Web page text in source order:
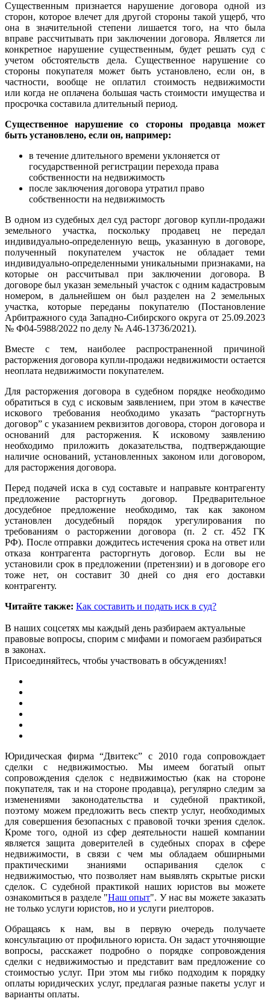
Существенным признается нарушение договора одной из
сторон, которое влечет для другой стороны такой ущерб, что
она в значительной степени лишается того, на что была
вправе рассчитывать при заключении договора. Является ли
конкретное нарушение существенным, будет решать суд с
учетом обстоятельств дела. Существенное нарушение со
стороны покупателя может быть установлено, если он, в
частности, вообще не оплатил стоимость недвижимости
или когда не оплачена большая часть стоимости имущества и
просрочка составила длительный период.
Существенное нарушение со стороны продавца может
быть установлено, если он, например:
в течение длительного времени уклоняется от
государственной регистрации перехода права
собственности на недвижимость
после заключения договора утратил право
собственности на недвижимость
В одном из судебных дел суд расторг договор купли-продажи
земельного участка, поскольку продавец не передал
индивидуально-определенную вещь, указанную в договоре,
полученный покупателем участок не обладает теми
индивидуально-определенными уникальными признаками, на
которые он рассчитывал при заключении договора. В
договоре был указан земельный участок с одним кадастровым
номером, в дальнейшем он был разделен на 2 земельных
участка, которые переданы покупателю (Постановление
Арбитражного суда Западно-Сибирского округа от 25.09.2023
№ Ф04-5988/2022 по делу № А46-13736/2021).
Вместе с тем, наиболее распространенной причиной
расторжения договора купли-продажи недвижимости остается
неоплата недвижимости покупателем.
Для расторжения договора в судебном порядке необходимо
обратиться в суд с исковым заявлением, при этом в качестве
искового требования необходимо указать “расторгнуть
договор” с указанием реквизитов договора, сторон договора и
оснований для расторжения. К исковому заявлению
необходимо приложить доказательства, подтверждающие
наличие оснований, установленных законом или договором,
для расторжения договора.
Перед подачей иска в суд составьте и направьте контрагенту
предложение расторгнуть договор. Предварительное
досудебное предложение необходимо, так как законом
установлен досудебный порядок урегулирования по
требованиям о расторжении договора (п. 2 ст. 452 ГК
РФ). После отправки дождитесь истечения срока на ответ или
отказа контрагента расторгнуть договор. Если вы не
установили срок в предложении (претензии) и в договоре его
тоже нет, он составит 30 дней со дня его доставки
контрагенту.
Читайте также: Как составить и подать иск в суд?
В наших соцсетях мы каждый день разбираем актуальные
правовые вопросы, спорим с мифами и помогаем разбираться
в законах.
Присоединяйтесь, чтобы участвовать в обсуждениях!
Юридическая фирма “Двитекс” с 2010 года сопровождает
сделки с недвижимостью. Мы имеем богатый опыт
сопровождения сделок с недвижимостью (как на стороне
покупателя, так и на стороне продавца), регулярно следим за
изменениями законодательства и судебной практикой,
поэтому можем предложить весь спектр услуг, необходимых
для совершения безопасных с правовой точки зрения сделок.
Кроме того, одной из сфер деятельности нашей компании
является защита доверителей в судебных спорах в сфере
недвижимости, в связи с чем мы обладаем обширными
практическими знаниями оспаривания сделок с
недвижимостью, что позволяет нам выявлять скрытые риски
сделок. С судебной практикой наших юристов вы можете
ознакомиться в разделе "Наш опыт". У нас вы можете заказать
не только услуги юристов, но и услуги риелторов.
Обращаясь к нам, вы в первую очередь получаете
консультацию от профильного юриста. Он задаст уточняющие
вопросы, расскажет подробно о порядке сопровождения
сделки с недвижимостью и представит вам предложение со
стоимостью услуг. При этом мы гибко подходим к порядку
оплаты юридических услуг, предлагая разные пакеты услуг и
варианты оплаты.